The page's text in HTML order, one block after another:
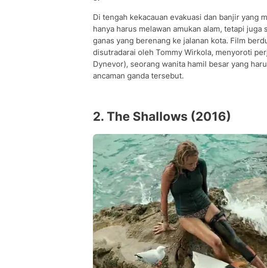
Di tengah kekacauan evakuasi dan banjir yang
hanya harus melawan amukan alam, tetapi
ganas yang berenang ke jalanan kota. Film
disutradarai oleh Tommy Wirkola, menyoroti
Dynevor), seorang wanita hamil besar yang
ancaman ganda tersebut.
2. The Shallows (2016)